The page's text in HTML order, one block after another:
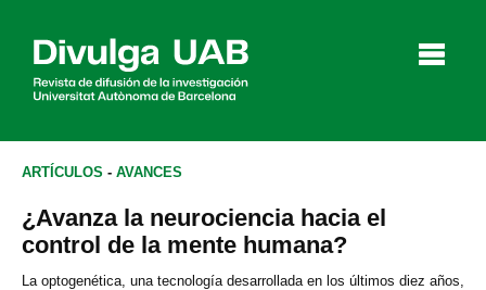
ARTÍCULOS - AVANCES
¿Avanza la neurociencia hacia el
control de la mente humana?
La optogenética, una tecnología desarrollada en los últimos diez años,